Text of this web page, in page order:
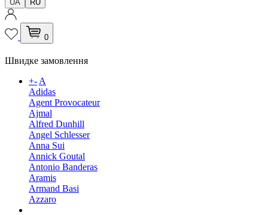
UA RU
0
Швидке замовлення
+-A
Adidas
Agent Provocateur
Ajmal
Alfred Dunhill
Angel Schlesser
Anna Sui
Annick Goutal
Antonio Banderas
Aramis
Armand Basi
Azzaro